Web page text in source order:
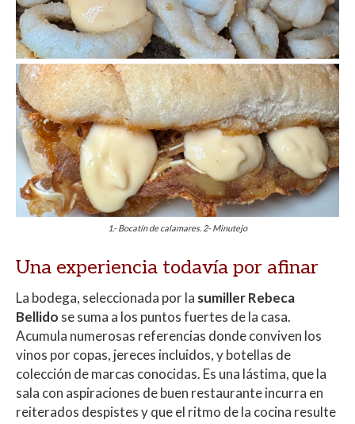
1.- Bocatín de calamares. 2- Minutejo
Una experiencia todavía por afinar
La bodega, seleccionada por la sumiller Rebeca
Bellido se suma a los puntos fuertes de la casa.
Acumula numerosas referencias donde conviven los
vinos por copas, jereces incluidos, y botellas de
colección de marcas conocidas. Es una lástima, que la
sala con aspiraciones de buen restaurante incurra en
reiterados despistes y que el ritmo de la cocina resulte